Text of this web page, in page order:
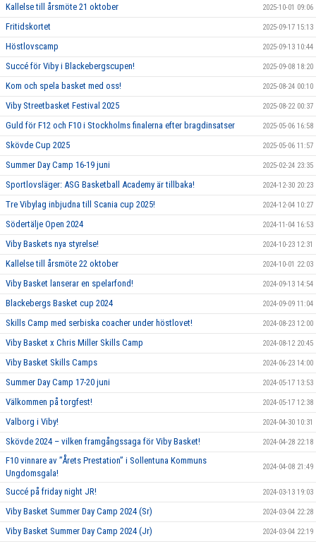
Kallelse till årsmöte 21 oktober 2025-10-01 09:06
Fritidskortet 2025-09-17 15:13
Höstlovscamp 2025-09-13 10:44
Succé för Viby i Blackebergscupen! 2025-09-08 18:20
Kom och spela basket med oss! 2025-08-24 00:10
Viby Streetbasket Festival 2025 2025-08-22 00:37
Guld för F12 och F10 i Stockholms finalerna efter bragdinsatser 2025-05-06 16:58
Skövde Cup 2025 2025-05-06 11:57
Summer Day Camp 16-19 juni 2025-02-24 23:35
Sportlovsläger: ASG Basketball Academy är tillbaka! 2024-12-30 20:23
Tre Vibylag inbjudna till Scania cup 2025! 2024-12-04 10:27
Södertälje Open 2024 2024-11-04 16:53
Viby Baskets nya styrelse! 2024-10-23 12:31
Kallelse till årsmöte 22 oktober 2024-10-01 22:03
Viby Basket lanserar en spelarfond! 2024-09-13 14:54
Blackebergs Basket cup 2024 2024-09-09 11:04
Skills Camp med serbiska coacher under höstlovet! 2024-08-23 12:00
Viby Basket x Chris Miller Skills Camp 2024-08-12 20:45
Viby Basket Skills Camps 2024-06-23 14:00
Summer Day Camp 17-20 juni 2024-05-17 13:53
Välkommen på torgfest! 2024-05-17 12:38
Valborg i Viby! 2024-04-30 10:31
Skövde 2024 – vilken framgångssaga för Viby Basket! 2024-04-28 22:18
F10 vinnare av ”Årets Prestation” i Sollentuna Kommuns
Ungdomsgala!
2024-04-08 21:49
Succé på friday night JR! 2024-03-13 19:03
Viby Basket Summer Day Camp 2024 (Sr) 2024-03-04 22:28
Viby Basket Summer Day Camp 2024 (Jr) 2024-03-04 22:19